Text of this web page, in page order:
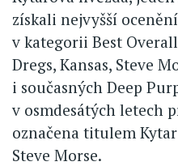
získali nejvyšší
v kategorii Best
Dregs, Kansas, Steve
i současných Deep
v osmdesátých letech
označena titulem
Steve Morse.